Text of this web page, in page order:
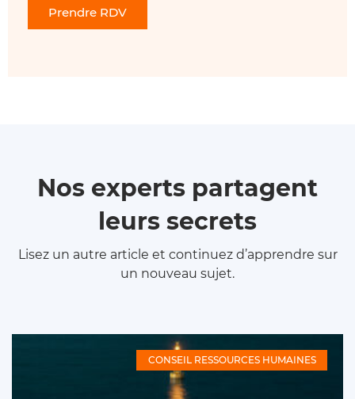
Prendre RDV
Nos experts partagent
leurs secrets
Lisez un autre article et continuez d’apprendre sur
un nouveau sujet.
CONSEIL RESSOURCES HUMAINES